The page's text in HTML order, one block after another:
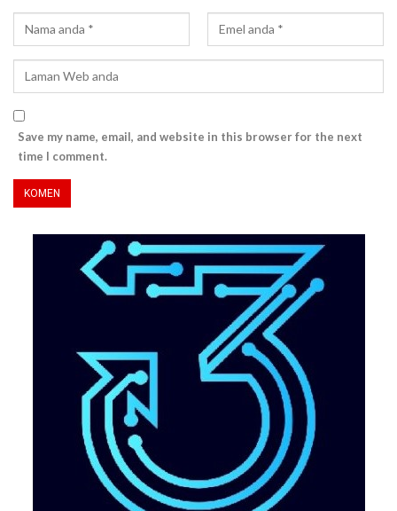
Save my name, email, and website in this browser for the next
time I comment.